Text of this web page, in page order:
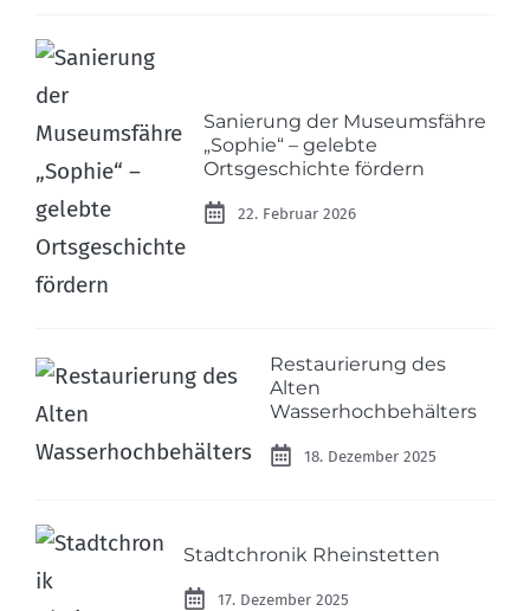
Sanierung der Museumsfähre
„Sophie“ – gelebte
Ortsgeschichte fördern
22. Februar 2026
Restaurierung des
Alten
Wasserhochbehälters
18. Dezember 2025
Stadtchronik Rheinstetten
17. Dezember 2025